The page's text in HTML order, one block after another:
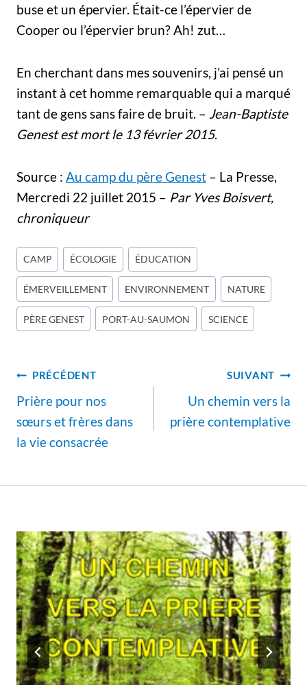
buse et un épervier. Était-ce l’épervier de
Cooper ou l’épervier brun? Ah! zut…
En cherchant dans mes souvenirs, j’ai pensé un
instant à cet homme remarquable qui a marqué
tant de gens sans faire de bruit. – Jean-Baptiste
Genest est mort le 13 février 2015.
Source : Au camp du père Genest – La Presse,
Mercredi 22 juillet 2015 – Par Yves Boisvert,
chroniqueur
Étiquettes
de
la
publication :
CAMP ÉCOLOGIE ÉDUCATION
ÉMERVEILLEMENT ENVIRONNEMENT NATURE
PÈRE GENEST PORT-AU-SAUMON SCIENCE
Navigation
de
l’article
PRÉCÉDENT
Prière pour nos
sœurs et frères dans
la vie consacrée
SUIVANT
Un chemin vers la
prière contemplative